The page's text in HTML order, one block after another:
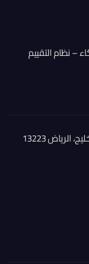
– نظام التقييم
13223